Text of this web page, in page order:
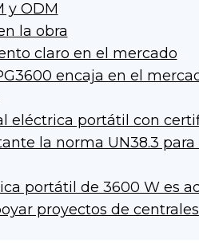
y ODM
la obra
claro en el mercado
encaja en el
eléctrica portátil con
la norma UN38.3
portátil de 3600 W es
proyectos de